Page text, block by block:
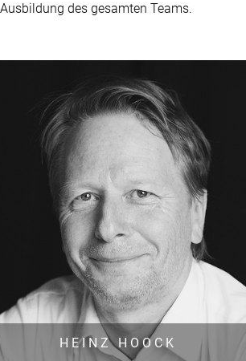
Ausbildung des gesamten Teams.
HEINZ HOOCK